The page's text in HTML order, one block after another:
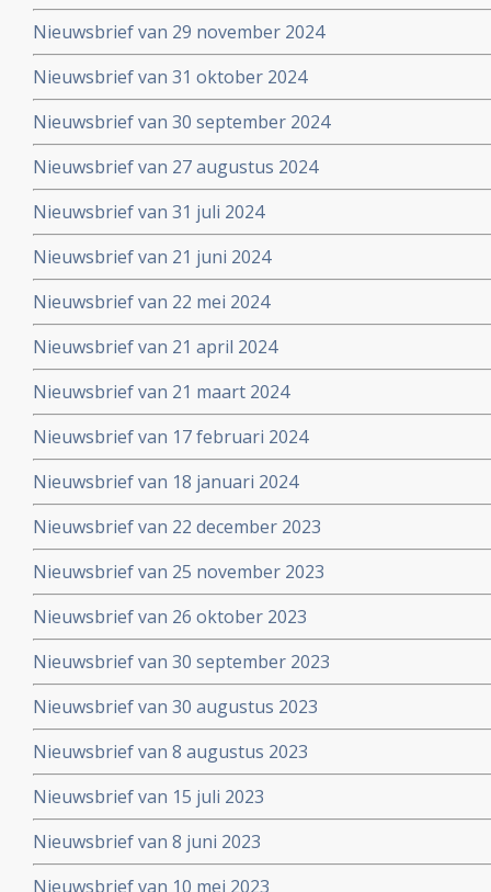
Nieuwsbrief van 29 november 2024
Nieuwsbrief van 31 oktober 2024
Nieuwsbrief van 30 september 2024
Nieuwsbrief van 27 augustus 2024
Nieuwsbrief van 31 juli 2024
Nieuwsbrief van 21 juni 2024
Nieuwsbrief van 22 mei 2024
Nieuwsbrief van 21 april 2024
Nieuwsbrief van 21 maart 2024
Nieuwsbrief van 17 februari 2024
Nieuwsbrief van 18 januari 2024
Nieuwsbrief van 22 december 2023
Nieuwsbrief van 25 november 2023
Nieuwsbrief van 26 oktober 2023
Nieuwsbrief van 30 september 2023
Nieuwsbrief van 30 augustus 2023
Nieuwsbrief van 8 augustus 2023
Nieuwsbrief van 15 juli 2023
Nieuwsbrief van 8 juni 2023
Nieuwsbrief van 10 mei 2023